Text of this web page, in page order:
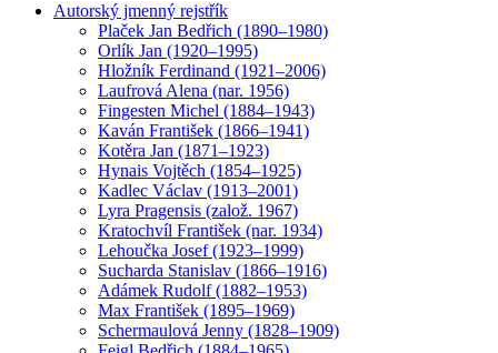
Autorský jmenný rejstřík
Plaček Jan Bedřich (1890–1980)
Orlík Jan (1920–1995)
Hložník Ferdinand (1921–2006)
Laufrová Alena (nar. 1956)
Fingesten Michel (1884–1943)
Kaván František (1866–1941)
Kotěra Jan (1871–1923)
Hynais Vojtěch (1854–1925)
Kadlec Václav (1913–2001)
Lyra Pragensis (založ. 1967)
Kratochvíl František (nar. 1934)
Lehoučka Josef (1923–1999)
Sucharda Stanislav (1866–1916)
Adámek Rudolf (1882–1953)
Max František (1895–1969)
Schermaulová Jenny (1828–1909)